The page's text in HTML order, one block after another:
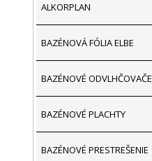
ALKORPLAN
BAZÉNOVÁ FÓLIA ELBE
BAZÉNOVÉ ODVLHČOVAČE
BAZÉNOVÉ PLACHTY
BAZÉNOVÉ PRESTREŠENIE